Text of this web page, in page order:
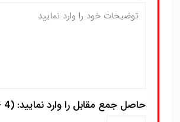
حاصل جمع مقابل را وارد نمایید: (4 + 5)